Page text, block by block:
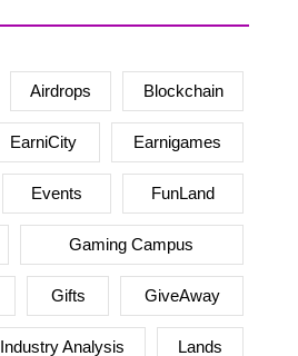
Airdrops Blockchain
EarniCity Earnigames
Events FunLand
Gaming Campus
Gifts GiveAway
Industry Analysis Lands